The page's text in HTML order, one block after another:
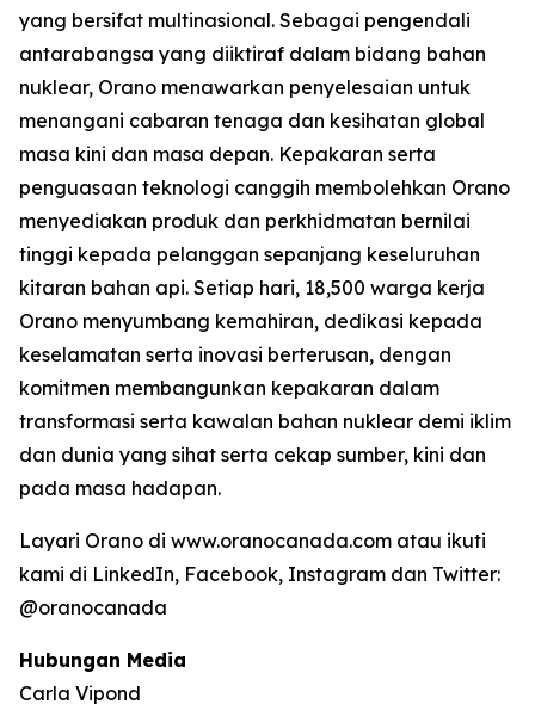
yang bersifat multinasional. Sebagai pengendali
antarabangsa yang diiktiraf dalam bidang bahan
nuklear, Orano menawarkan penyelesaian untuk
menangani cabaran tenaga dan kesihatan global
masa kini dan masa depan. Kepakaran serta
penguasaan teknologi canggih membolehkan Orano
menyediakan produk dan perkhidmatan bernilai
tinggi kepada pelanggan sepanjang keseluruhan
kitaran bahan api. Setiap hari, 18,500 warga kerja
Orano menyumbang kemahiran, dedikasi kepada
keselamatan serta inovasi berterusan, dengan
komitmen membangunkan kepakaran dalam
transformasi serta kawalan bahan nuklear demi iklim
dan dunia yang sihat serta cekap sumber, kini dan
pada masa hadapan.
Layari Orano di www.oranocanada.com atau ikuti
kami di LinkedIn, Facebook, Instagram dan Twitter:
@oranocanada
Hubungan Media
Carla Vipond